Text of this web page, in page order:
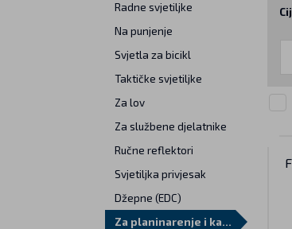
Radne svjetiljke
Na punjenje
Svjetla za bicikl
Taktičke svjetiljke
Za lov
Za službene djelatnike
Ručne reflektori
Svjetiljka privjesak
Džepne (EDC)
Za planinarenje i kampiranje